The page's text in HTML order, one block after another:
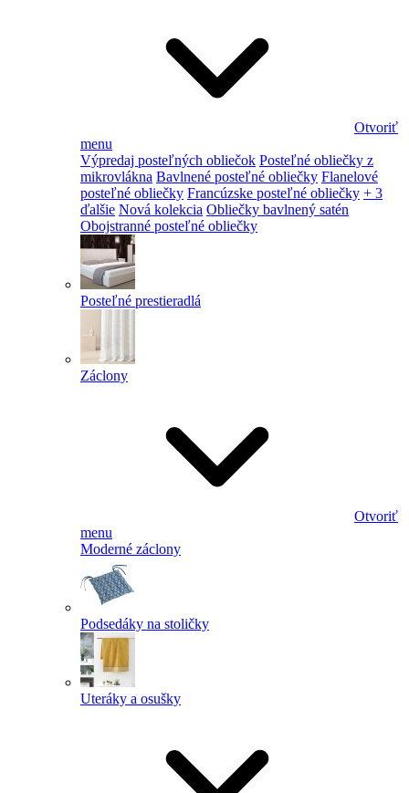
Otvoriť
menu
Výpredaj posteľných obliečok Posteľné obliečky z
mikrovlákna Bavlnené posteľné obliečky Flanelové
posteľné obliečky Francúzske posteľné obliečky + 3
ďalšie Nová kolekcia Obliečky bavlnený satén
Obojstranné posteľné obliečky
Posteľné prestieradlá
Záclony
Otvoriť
menu
Moderné záclony
Podsedáky na stoličky
Uteráky a osušky